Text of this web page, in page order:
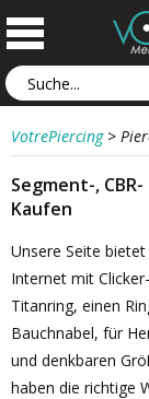
VotrePiercing >
Segment-,
Kaufen
Unsere Seite
Internet mit
Titanring, einen
Bauchnabel, für
und denkbaren
haben die richtige